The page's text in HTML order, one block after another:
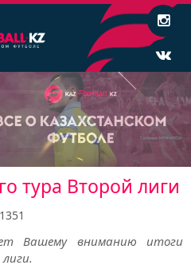
тура Второй лиги
1351
Вашему вниманию итоги